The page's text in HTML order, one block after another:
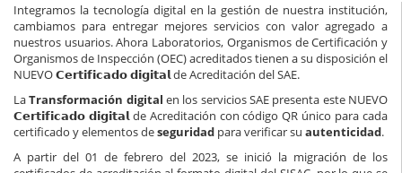
Integramos la tecnología digital en la gestión de nuestra institución,
cambiamos para entregar mejores servicios con valor agregado a
nuestros usuarios. Ahora Laboratorios, Organismos de Certificación y
Organismos de Inspección (OEC) acreditados tienen a su disposición el
NUEVO 𝗖𝗲𝗿𝘁𝗶𝗳𝗶𝗰𝗮𝗱𝗼 𝗱𝗶𝗴𝗶𝘁𝗮𝗹 deAcreditación del SAE.
LaTransformación digital en los servicios SAE presenta este NUEVO
𝗖𝗲𝗿𝘁𝗶𝗳𝗶𝗰𝗮𝗱𝗼 𝗱𝗶𝗴𝗶𝘁𝗮𝗹 de Acreditación con código QR único para cada
certificado y elementos deseguridad para verificar su autenticidad.
A partir del 01 de febrero del 2023, se inició la migración de los